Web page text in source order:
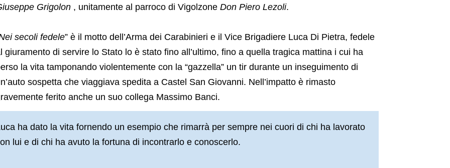
Grigolon, unitamente al parroco di Vigolzone Don Piero Lezoli.
secoli fedele” è il motto dell’Arma dei Carabinieri e il Vice Brigadiere Luca Di Pietra, fedele
giuramento di servire lo Stato lo è stato fino all’ultimo, fino a quella tragica mattina i cui ha
la vita tamponando violentemente con la “gazzella” un tir durante un inseguimento di
sospetta che viaggiava spedita a Castel San Giovanni. Nell’impatto è rimasto
ferito anche un suo collega Massimo Banci.
ha dato la vita fornendo un esempio che rimarrà per sempre nei cuori di chi ha lavorato
lui e di chi ha avuto la fortuna di incontrarlo e conoscerlo.